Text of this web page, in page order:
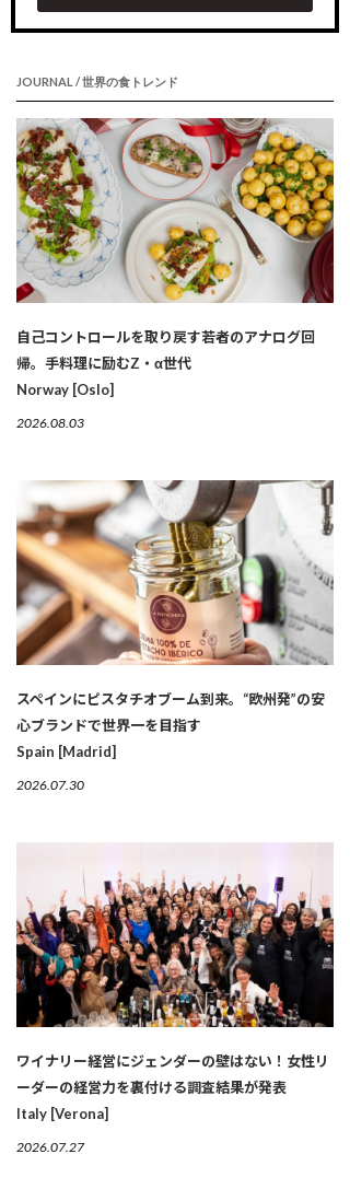
JOURNAL / 世界の食トレンド
自己コントロールを取り戻す若者のアナログ回
帰。手料理に励むZ・α世代
Norway [Oslo]
2026.08.03
スペインにピスタチオブーム到来。“欧州発”の安
心ブランドで世界一を目指す
Spain [Madrid]
2026.07.30
ワイナリー経営にジェンダーの壁はない！女性リ
ーダーの経営力を裏付ける調査結果が発表
Italy [Verona]
2026.07.27